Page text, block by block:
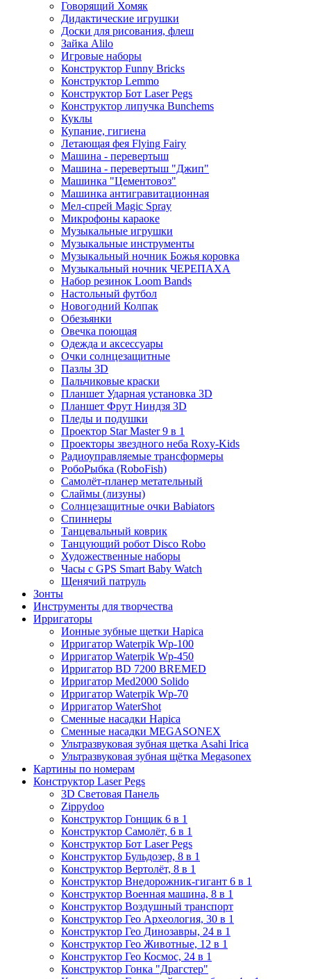
Говорящий Хомяк
Дидактические игрушки
Доски для рисования, флеш
Зайка Alilo
Игровые наборы
Конструктор Funny Bricks
Конструктор Lemmo
Конструктор Бот Laser Pegs
Конструктор липучка Bunchems
Куклы
Купание, гигиена
Летающая фея Flying Fairy
Машина - перевертыш
Машина - перевертыш "Джип"
Машинка "Цементовоз"
Машинка антигравитационная
Мел-спрей Magic Spray
Микрофоны караоке
Музыкальные игрушки
Музыкальные инструменты
Музыкальный ночник Божья коровка
Музыкальный ночник ЧЕРЕПАХА
Набор резинок Loom Bands
Настольный футбол
Новогодний Колпак
Обезьянки
Овечка поющая
Одежда и аксессуары
Очки солнцезащитные
Пазлы 3D
Пальчиковые краски
Планшет Ударная установка 3D
Планшет Фрут Ниндзя 3D
Пледы и подушки
Проектор Star Master 9 в 1
Проекторы звездного неба Roxy-Kids
Радиоуправляемые трансформеры
РобоРыбка (RoboFish)
Самолёт-планер метательный
Слаймы (лизуны)
Солнцезащитные очки Babiators
Спиннеры
Танцевальный коврик
Танцующий робот Disco Robo
Художественные наборы
Часы с GPS Smart Baby Watch
Щенячий патруль
Зонты
Инструменты для творчества
Ирригаторы
Ионные зубные щетки Hapica
Ирригатор Waterpik Wp-100
Ирригатор Waterpik Wp-450
Ирригатор BD 7200 BREMED
Ирригатор Med2000 Solido
Ирригатор Waterpik Wp-70
Ирригатор WaterShot
Сменные насадки Hapica
Сменные насадки MEGASONEX
Ультразвуковая зубная щетка Asahi Irica
Ультразвуковая зубная щётка Megasonex
Картины по номерам
Конструктор Laser Pegs
3D Световая Панель
Zippydoo
Конструктор Гонщик 6 в 1
Конструктор Cамолёт, 6 в 1
Конструктор Бот Laser Pegs
Конструктор Бульдозер, 8 в 1
Конструктор Вертолёт, 8 в 1
Конструктор Внедорожник-гигант 6 в 1
Конструктор Военная машина, 8 в 1
Конструктор Воздушный транспорт
Конструктор Гео Археология, 30 в 1
Конструктор Гео Динозавры, 24 в 1
Конструктор Гео Животные, 12 в 1
Конструктор Гео Космос, 24 в 1
Конструктор Гонка "Драгстер"